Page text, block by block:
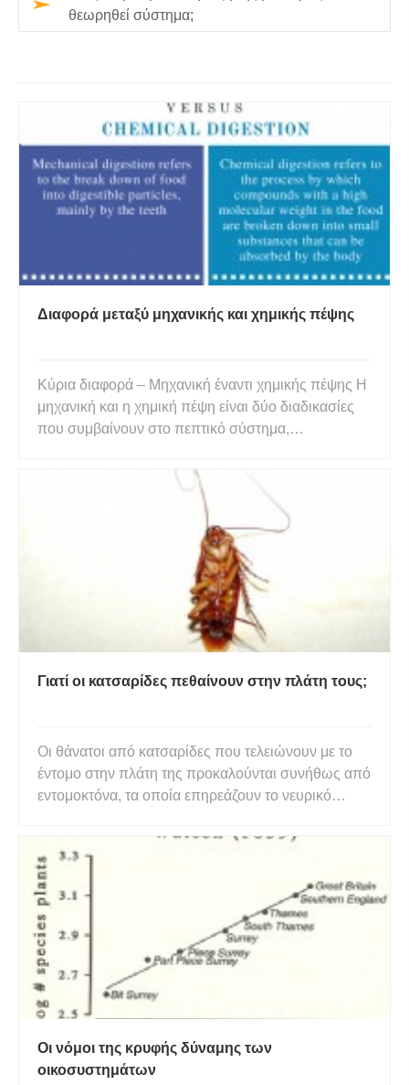
θεωρηθεί σύστημα;
Διαφορά μεταξύ μηχανικής και χημικής πέψης
Κύρια διαφορά – Μηχανική έναντι χημικής πέψης Η
μηχανική και η χημική πέψη είναι δύο διαδικασίες
που συμβαίνουν στο πεπτικό σύστημα,
απέκκριση της τροφής. Η κύρια διαφορά μεταξύ
μηχανικής και χημικής πέψης είναι ότι η μηχανική
διάσπαση μεγάλων σωματιδίων
Γιατί οι κατσαρίδες πεθαίνουν στην πλάτη τους;
Οι θάνατοι από κατσαρίδες που τελειώνουν με το
έντομο στην πλάτη της προκαλούνται συνήθως από
εντομοκτόνα, τα οποία επηρεάζουν το νευρικό
σπασμούς, που την κάνουν να πέφτει ανάσκελα.
Μετά την ανατροπή, η κατσαρίδα δυσκολεύεται
απίστευτα να διορθωθεί (ειδ
Οι νόμοι της κρυφής δύναμης των
οικοσυστημάτων